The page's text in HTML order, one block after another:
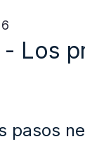
- Los
pasos